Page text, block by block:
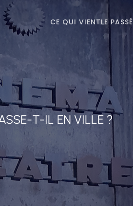
CE QUI VIENTLE PASSÉ
T-IL EN VILLE ?